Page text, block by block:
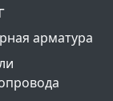
арматура